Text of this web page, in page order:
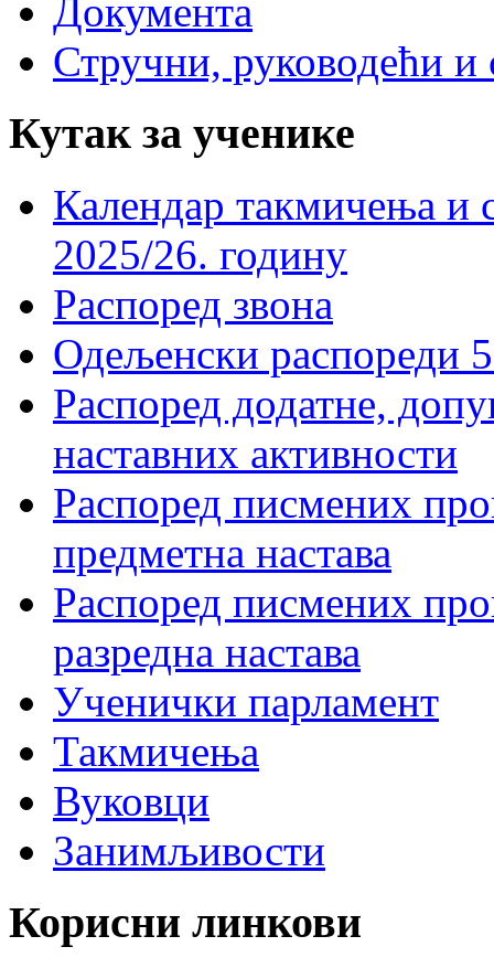
Документа
Стручни, руководећи и
Кутак за ученике
Календар такмичења
2025/26. годину
Распоред звона
Одељенски распореди
Распоред додатне,
наставних активности
Распоред писмених
предметна настава
Распоред писмених
разредна настава
Ученички парламент
Такмичења
Вуковци
Занимљивости
Корисни линкови